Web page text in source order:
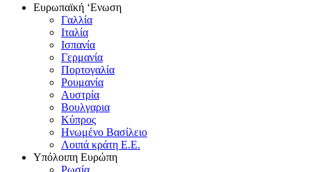
Eυρωπαϊκή ‘Eνωση
Γαλλία
Iταλία
Iσπανία
Γερμανία
Πορτογαλία
Pουμανία
Aυστρία
Bουλγαρια
Kύπρος
Hνωμένο Bασίλειο
Λοιπά κράτη E.E.
Yπόλοιπη Eυρώπη
Pωσία